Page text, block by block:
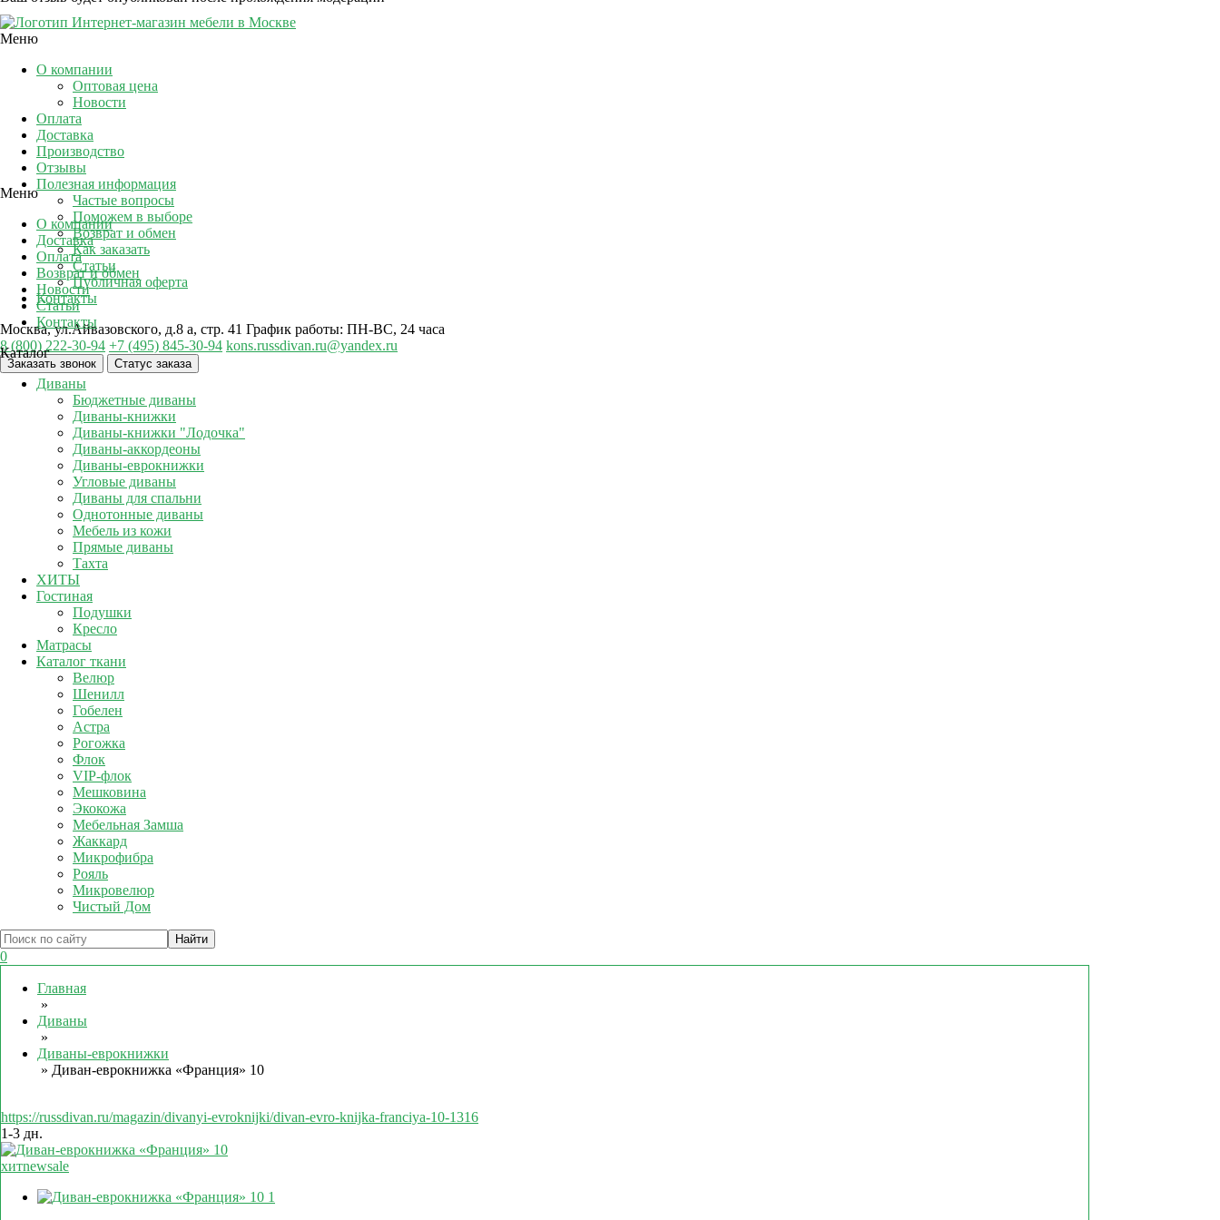
Интернет-магазин мебели в Москве
Меню
О компании
Оптовая цена
Новости
Оплата
Доставка
Производство
Отзывы
Полезная информация
Частые вопросы
Поможем в выборе
Возврат и обмен
Как заказать
Статьи
Публичная оферта
Контакты
Москва, ул.Айвазовского, д.8 а, стр. 41 График работы: ПН-ВС, 24 часа
8 (800) 222-30-94 +7 (495) 845-30-94 kons.russdivan.ru@yandex.ru
Заказать звонок Статус заказа
Меню
О компании
Доставка
Оплата
Возврат и обмен
Новости
Статьи
Контакты
Каталог
Диваны
Бюджетные диваны
Диваны-книжки
Диваны-книжки "Лодочка"
Диваны-аккордеоны
Диваны-еврокнижки
Угловые диваны
Диваны для спальни
Однотонные диваны
Мебель из кожи
Прямые диваны
Тахта
ХИТЫ
Гостиная
Подушки
Кресло
Матрасы
Каталог ткани
Велюр
Шенилл
Гобелен
Астра
Рогожка
Флок
VIP-флок
Мешковина
Экокожа
Мебельная Замша
Жаккард
Микрофибра
Рояль
Микровелюр
Чистый Дом
0
Главная
»
Диваны
»
Диваны-еврокнижки
» Диван-еврокнижка «Франция» 10
https://russdivan.ru/magazin/divanyi-evroknijki/divan-evro-knijka-franciya-10-1316
1-3 дн.
хитnewsale